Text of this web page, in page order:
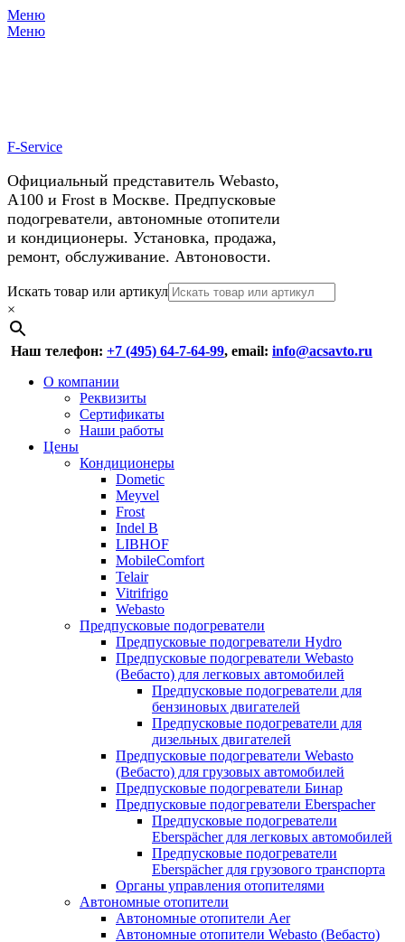
Меню
Меню
F-Service
Официальный представитель Webasto,
А100 и Frost в Москве. Предпусковые
подогреватели, автономные отопители
и кондиционеры. Установка, продажа,
ремонт, обслуживание. Автоновости.
Header
Right
Menu
Перейти
к
содержимому
Искать товар или артикул
×
Наш телефон: +7 (495) 64-7-64-99, email: info@acsavto.ru
Основное
Перейти
содержимому
О компании
Реквизиты
Сертификаты
Наши работы
Цены
Кондиционеры
Dometic
Meyvel
Frost
Indel B
LIBHOF
MobileComfort
Telair
Vitrifrigo
Webasto
Предпусковые подогреватели
Предпусковые подогреватели Hydro
Предпусковые подогреватели Webasto
(Вебасто) для легковых автомобилей
Предпусковые подогреватели для
бензиновых двигателей
Предпусковые подогреватели для
дизельных двигателей
Предпусковые подогреватели Webasto
(Вебасто) для грузовых автомобилей
Предпусковые подогреватели Бинар
Предпусковые подогреватели Eberspacher
Предпусковые подогреватели
Eberspächer для легковых автомобилей
Предпусковые подогреватели
Eberspächer для грузового транспорта
Органы управления отопителями
Автономные отопители
Автономные отопители Аer
Автономные отопители Webasto (Вебасто)
У нас космические скидки на